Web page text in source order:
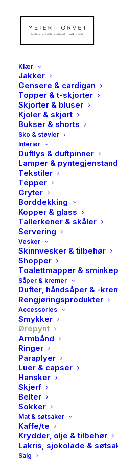
Klær
Jakker
Gensere & cardigan
Topper & t-skjorter
Skjorter & bluser
Kjoler & skjørt
Bukser & shorts
Sko & støvler
Interiør
Duftlys & duftpinner
Lamper &
Tekstiler
Tepper
Gryter
Borddekking
Kopper & glass
Tallerkener & skåler
Servering
Vesker
Skinnvesker & tilbehør
Shopper
Toalettmapper &
Såper & kremer
Dufter, håndsåper & -
Rengjøringsprodukter
Accessories
Smykker
Ørepynt
Armbånd
Ringer
Paraplyer
Luer & capser
Hansker
Skjerf
Belter
Sokker
Mat & søtsaker
Kaffe/te
Krydder, olje & tilbehør
Lakris, sjokolade &
Salg
TILBUD!
Sandra Lyng x
Øredobber i
med ametyst,
999,00kr
Opprinnelig
pris
var:
999,00kr.
499,50
Ro og balanse assosieres
disse øredobbene i forgylt
puste, lytte innover og finne
komplett med tilhørende